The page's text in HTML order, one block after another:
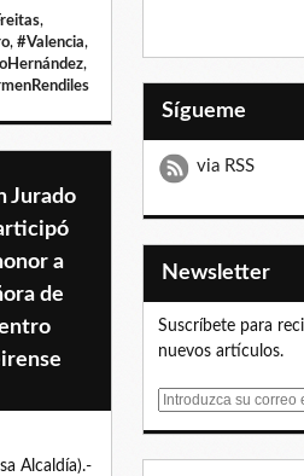
,
, #Valencia,
,
Jurado
a
de
Alcaldía).-
Sígueme
via RSS
Newsletter
Suscríbete para
nuevos artículos.
E